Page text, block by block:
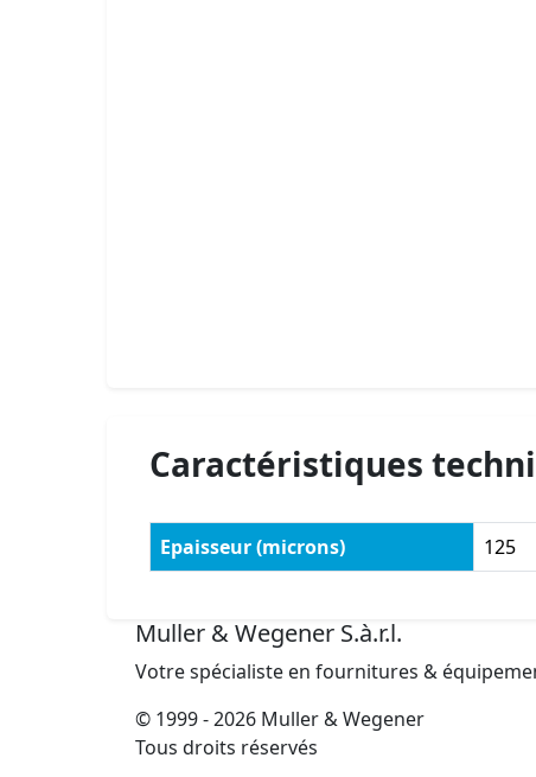
Caractéristiques
Epaisseur (microns) 125
Muller & Wegener S.à.r.l.
Votre spécialiste en fournitures &
© 1999 - 2026 Muller & Wegener
Tous droits réservés